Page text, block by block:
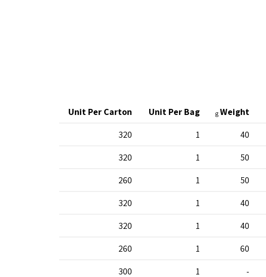
Weight
g
Unit Per Bag
Unit Per Carton
40
1
320
50
1
320
50
1
260
40
1
320
40
1
320
60
1
260
-
1
300